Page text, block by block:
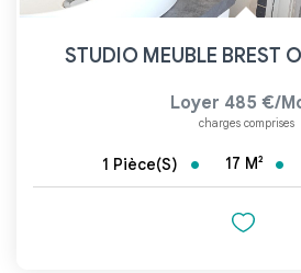
STUDIO MEUBLE BREST
Loyer 485 €/
charges comprises
1 Pièce(s) 17 M²